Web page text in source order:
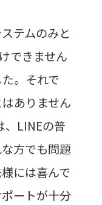
テムのみと
できません
。それで
ありません
、LINEの普
方でも問題
には喜んで
ートが十分